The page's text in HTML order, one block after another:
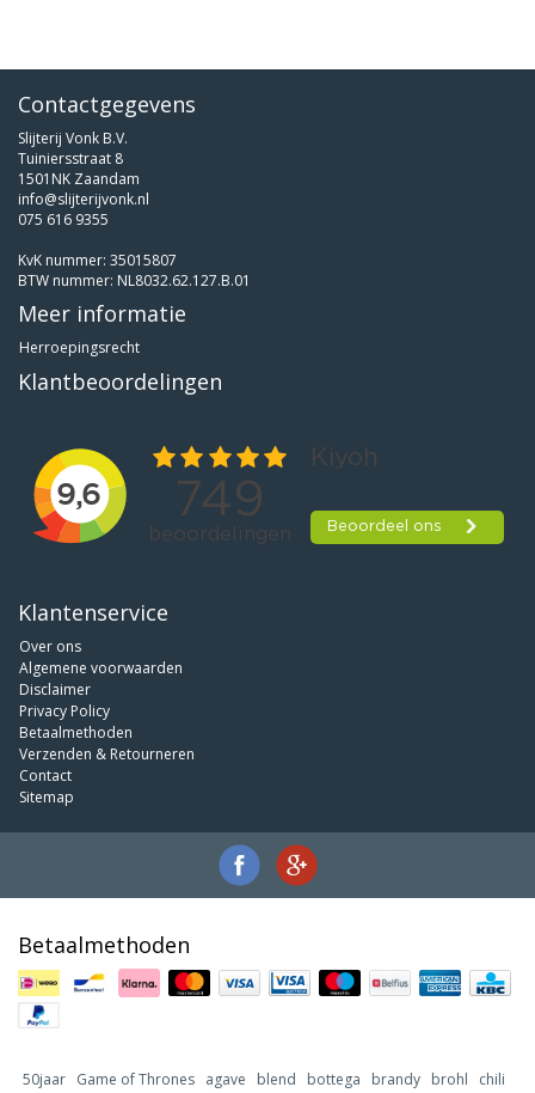
Contactgegevens
Slijterij Vonk B.V.
Tuiniersstraat 8
1501NK Zaandam
info@slijterijvonk.nl
075 616 9355
KvK nummer: 35015807
BTW nummer: NL8032.62.127.B.01
Meer informatie
Herroepingsrecht
Klantbeoordelingen
Klantenservice
Over ons
Algemene voorwaarden
Disclaimer
Privacy Policy
Betaalmethoden
Verzenden & Retourneren
Contact
Sitemap
Betaalmethoden
50jaar Game of Thrones agave blend bottega brandy brohl
chili